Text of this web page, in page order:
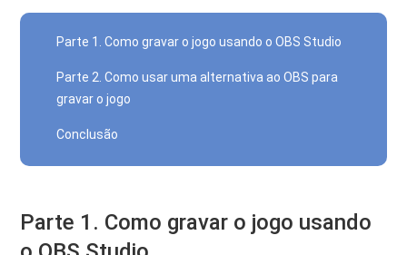
Parte 1. Como gravar o jogo usando o OBS Studio
Parte 2. Como usar uma alternativa ao OBS para
gravar o jogo
Conclusão
Parte 1. Como gravar o jogo usando